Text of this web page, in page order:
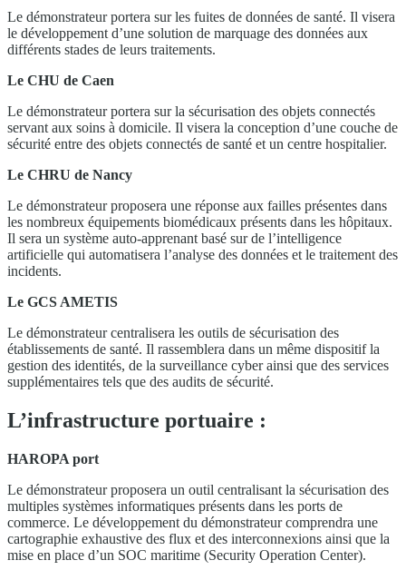
Le démonstrateur portera sur les fuites de données de santé. Il visera
le développement d’une solution de marquage des données aux
différents stades de leurs traitements.
Le CHU de Caen
Le démonstrateur portera sur la sécurisation des objets connectés
servant aux soins à domicile. Il visera la conception d’une couche de
sécurité entre des objets connectés de santé et un centre hospitalier.
Le CHRU de Nancy
Le démonstrateur proposera une réponse aux failles présentes dans
les nombreux équipements biomédicaux présents dans les hôpitaux.
Il sera un système auto-apprenant basé sur de l’intelligence
artificielle qui automatisera l’analyse des données et le traitement des
incidents.
Le GCS AMETIS
Le démonstrateur centralisera les outils de sécurisation des
établissements de santé. Il rassemblera dans un même dispositif la
gestion des identités, de la surveillance cyber ainsi que des services
supplémentaires tels que des audits de sécurité.
L’infrastructure portuaire :
HAROPA port
Le démonstrateur proposera un outil centralisant la sécurisation des
multiples systèmes informatiques présents dans les ports de
commerce. Le développement du démonstrateur comprendra une
cartographie exhaustive des flux et des interconnexions ainsi que la
mise en place d’un SOC maritime (Security Operation Center).